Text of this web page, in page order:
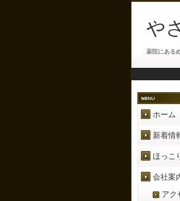
や
薬院にある
ホーム
新着情
ほっこ
会社案
アク